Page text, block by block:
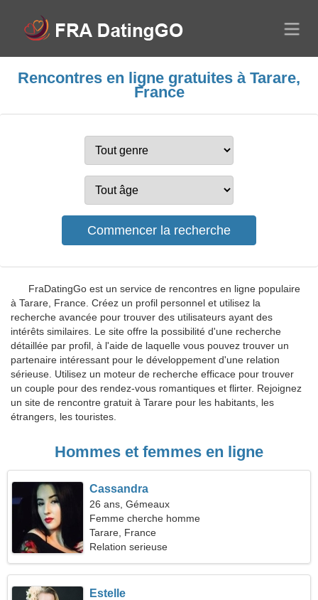
Rencontres en ligne gratuites à Tarare,
France
FraDatingGo est un service de rencontres en ligne populaire
à Tarare, France. Créez un profil personnel et utilisez la
recherche avancée pour trouver des utilisateurs ayant des
intérêts similaires. Le site offre la possibilité d'une recherche
détaillée par profil, à l'aide de laquelle vous pouvez trouver un
partenaire intéressant pour le développement d'une relation
sérieuse. Utilisez un moteur de recherche efficace pour trouver
un couple pour des rendez-vous romantiques et flirter. Rejoignez
un site de rencontre gratuit à Tarare pour les habitants, les
étrangers, les touristes.
Hommes et femmes en ligne
Cassandra
26 ans, Gémeaux
Femme cherche homme
Tarare, France
Relation serieuse
Estelle